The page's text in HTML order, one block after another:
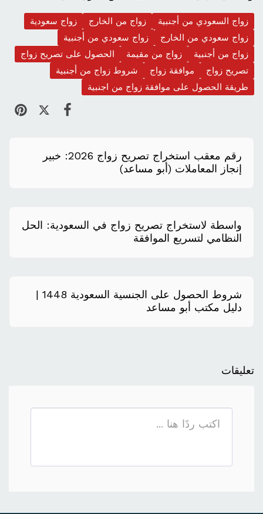
زواج السعودي من أجنبية زواج من الخارج
زواج سعودية
زواج سعودي من الخارج
زواج سعودي من أجنبية
زواج من أجنبية
زواج من مقيمة
الحصول على تصريح زواج
تصريح زواج
موافقة زواج
شروط زواج من أجنبية
طريقة الحصول على موافقة زواج من اجنبية
​رقم معقب استخراج تصريح زواج 2026: خبير
إنجاز المعاملات (أبو مساعد)
واسطة لاستخراج تصريح زواج في السعودية: الحل
النظامي لتسريع الموافقة
شروط الحصول على الجنسية السعودية 1448 |
دليل مكتب أبو مساعد
تعليقات